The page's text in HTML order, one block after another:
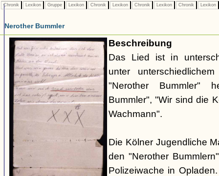
Chronik Lexikon Gruppe Lexikon Chronik Lexikon Chronik Lexikon Chronik Lexikon
Nerother Bummler
Beschreibung
Das Lied ist in
unter
"Nerother Bummler"
Bummler", "Wir sind die
Wachmann".
Die Kölner Jugendliche
den "Nerother
Polizeiwache in